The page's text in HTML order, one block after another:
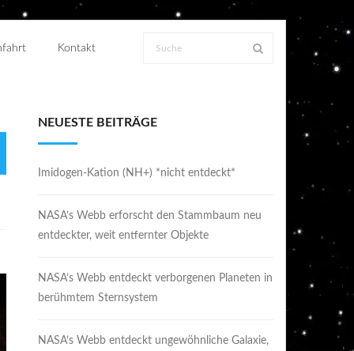
Kontakt
NEUESTE BEITRÄGE
Imidogen-Kation (NH+) *nicht entdeckt*
NASA’s Webb erforscht den Stammbaum neu
entdeckter, weit entfernter Objekte
NASA’s Webb entdeckt verborgenen Planeten in
berühmtem Sternsystem
NASA’s Webb entdeckt ungewöhnliche Galaxie,